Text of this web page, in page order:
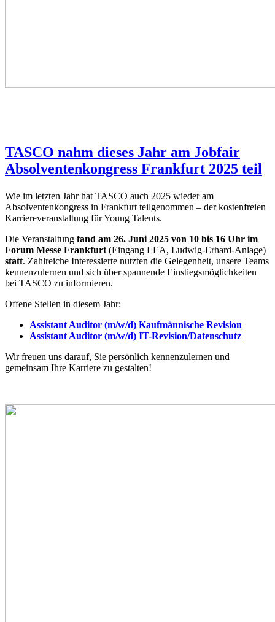
TASCO nahm dieses Jahr am Jobfair
Absolventenkongress Frankfurt 2025 teil
Wie im letzten Jahr hat TASCO auch 2025 wieder am
Absolventenkongress in Frankfurt teilgenommen – der kostenfreien
Karriereveranstaltung für Young Talents.
Die Veranstaltung fand am 26. Juni 2025 von 10 bis 16 Uhr im
Forum Messe Frankfurt (Eingang LEA, Ludwig-Erhard-Anlage)
statt. Zahlreiche Interessierte nutzten die Gelegenheit, unsere Teams
kennenzulernen und sich über spannende Einstiegsmöglichkeiten
bei TASCO zu informieren.
Offene Stellen in diesem Jahr:
Assistant Auditor (m/w/d) Kaufmännische Revision
Assistant Auditor (m/w/d) IT-Revision/Datenschutz
Wir freuen uns darauf, Sie persönlich kennenzulernen und
gemeinsam Ihre Karriere zu gestalten!